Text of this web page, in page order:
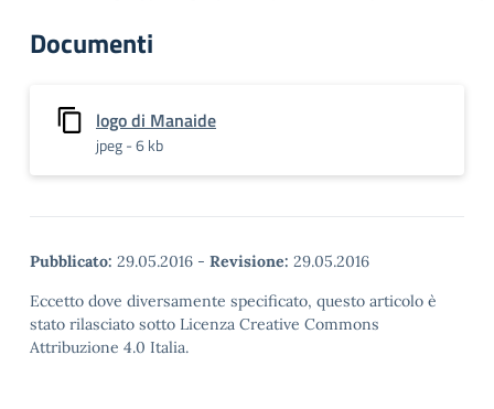
Documenti
logo di Manaide
jpeg - 6 kb
Pubblicato: 29.05.2016 - Revisione: 29.05.2016
Eccetto dove diversamente specificato, questo articolo è
stato rilasciato sotto Licenza Creative Commons
Attribuzione 4.0 Italia.